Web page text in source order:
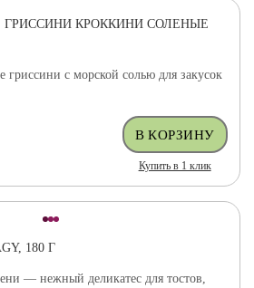
КРОККИНИ СОЛЕНЫЕ
гриссини с морской солью для закусок
Купить в 1 клик
180 Г
— нежный деликатес для тостов,